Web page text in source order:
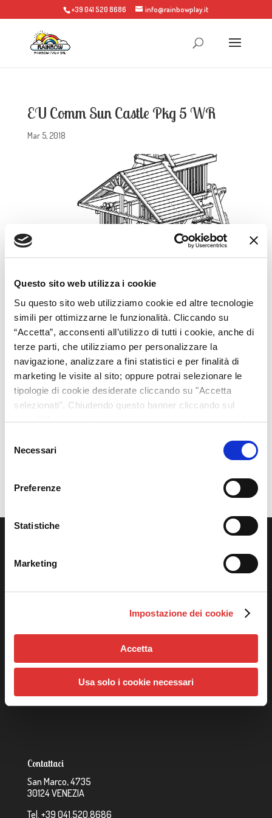
Questo sito web utilizza i cookie
Su questo sito web utilizziamo cookie ed altre tecnologie
simili per ottimizzarne le funzionalità. Cliccando su
“Accetta”, acconsenti all’utilizzo di tutti i cookie, anche di
terze parti, che utilizziamo per personalizzare la
navigazione, analizzare a fini statistici e per finalità di
marketing le visite al sito; oppure potrai selezionare le
tipologie di cookie desiderate cliccando su "Accetta
selezionati". Chiudendo questo banner cliccando sul
tasto “X” prosegui la navigazione e saranno attivati solo i
modificare le tue preferenze in ogni momento mediante il
link “Impostazione dei cookie” a fine pagina. Per ulteriori
informazioni ti invitiamo a prendere visione della Cookie
Policy.
delNecessari
Preferenze
Statistiche
Marketing
Impostazione dei cookie
Accetta
Usa solo i cookie necessari
+39 041 520 8686 info@rainbowplay.it
EU Comm Sun Castle Pkg 5 WR
Mar 5, 2018
LaRainbow Italia Srl
è unico importatore per l’Italia dei
Playground e Springfree Trampoline™
Imagination Playground
Giochi a Molla
Contattaci
San Marco, 4735
30124 VENEZIA
Tel. +39 041.520.8686